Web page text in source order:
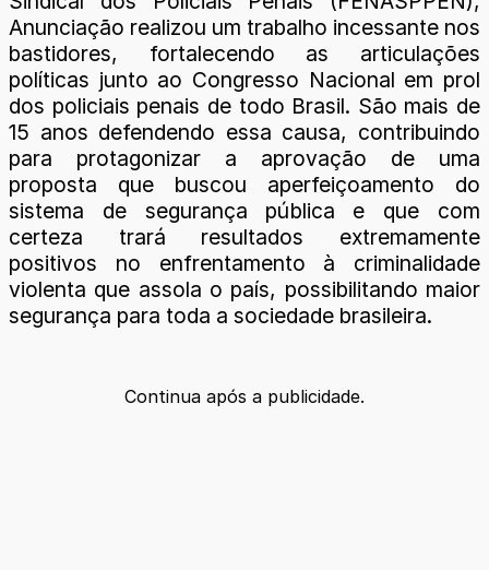
Anunciação realizou um trabalho incessante nos
bastidores, fortalecendo as articulações
políticas junto ao Congresso Nacional em prol
dos policiais penais de todo Brasil. São mais de
15 anos defendendo essa causa, contribuindo
para protagonizar a aprovação de uma
proposta que buscou aperfeiçoamento do
sistema de segurança pública e que com
certeza trará resultados extremamente
positivos no enfrentamento à criminalidade
violenta que assola o país, possibilitando maior
segurança para toda a sociedade brasileira.
Continua após a publicidade.